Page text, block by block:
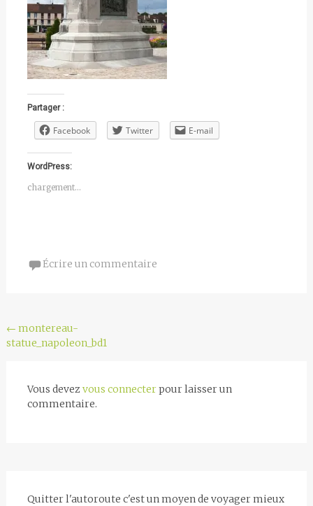
Partager :
Facebook Twitter E-mail
WordPress:
chargement…
Écrire un commentaire
Navigation
← montereau-
statue_napoleon_bd1
Vous devez vous connecterpour laisser un
commentaire.
Quitter l'autoroute c'est un moyen de voyager mieux